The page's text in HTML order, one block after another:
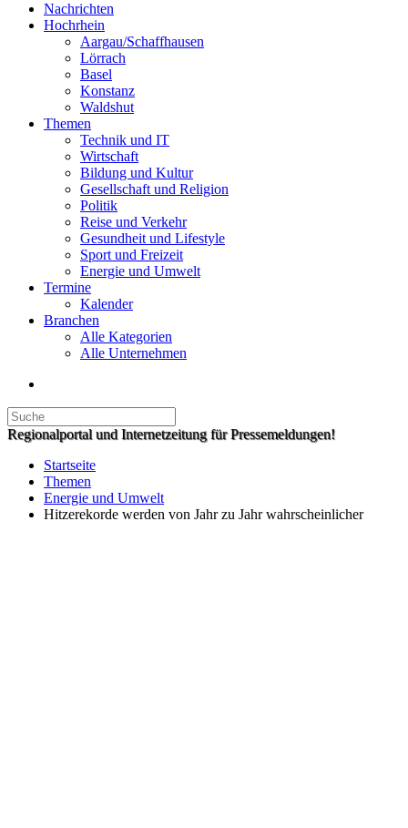
Nachrichten
Hochrhein
Aargau/Schaffhausen
Lörrach
Basel
Konstanz
Waldshut
Themen
Technik und IT
Wirtschaft
Bildung und Kultur
Gesellschaft und Religion
Politik
Reise und Verkehr
Gesundheit und Lifestyle
Sport und Freizeit
Energie und Umwelt
Termine
Kalender
Branchen
Alle Kategorien
Alle Unternehmen
Regionalportal und Internetzeitung für Pressemeldungen!
Startseite
Themen
Energie und Umwelt
Hitzerekorde werden von Jahr zu Jahr wahrscheinlicher